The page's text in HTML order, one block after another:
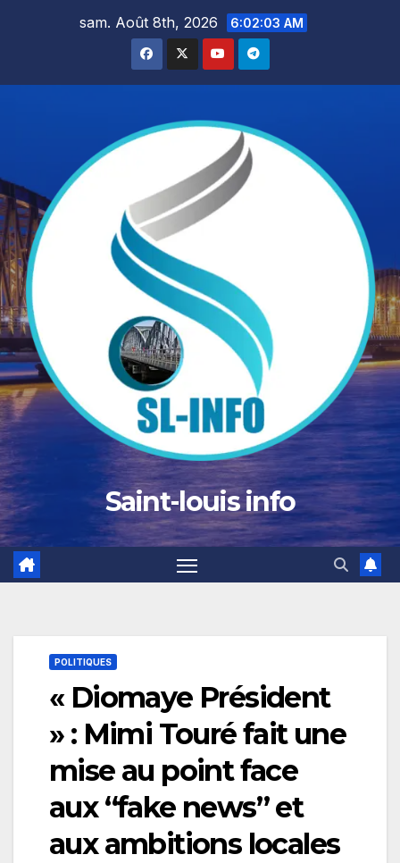
sam. Août 8th, 2026 6:02:04 AM
Saint-louis info
POLITIQUES
« Diomaye Président
» : Mimi Touré fait une
mise au point face
aux “fake news” et
aux ambitions locales